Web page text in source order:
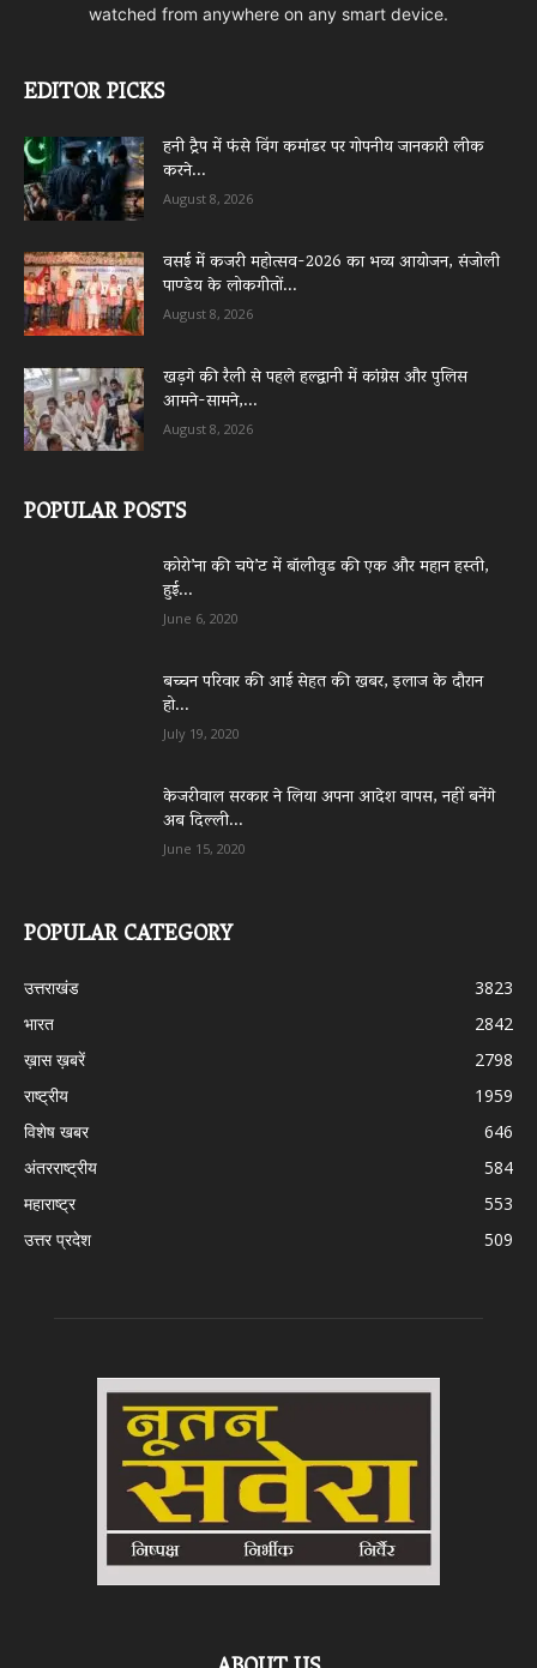
watched from anywhere on any smart device.
EDITOR PICKS
हनी ट्रैप में फंसे विंग कमांडर पर गोपनीय जानकारी लीक
करने...
August 8, 2026
वसई में कजरी महोत्सव-2026 का भव्य आयोजन, संजोली
पाण्डेय के लोकगीतों...
August 8, 2026
खड़गे की रैली से पहले हल्द्वानी में कांग्रेस और पुलिस
आमने-सामने,...
August 8, 2026
POPULAR POSTS
कोरो’ना की चपे’ट में बॉलीवुड की एक और महान हस्ती,
हुई...
June 6, 2020
बच्चन परिवार की आई सेहत की खबर, इलाज के दौरान
हो...
July 19, 2020
केजरीवाल सरकार ने लिया अपना आदेश वापस, नहीं बनेंगे
अब दिल्ली...
June 15, 2020
POPULAR CATEGORY
उत्तराखंड
3823
भारत
2842
ख़ास ख़बरें
2798
राष्ट्रीय
1959
विशेष खबर
646
अंतरराष्ट्रीय
584
महाराष्ट्र
553
उत्तर प्रदेश
509